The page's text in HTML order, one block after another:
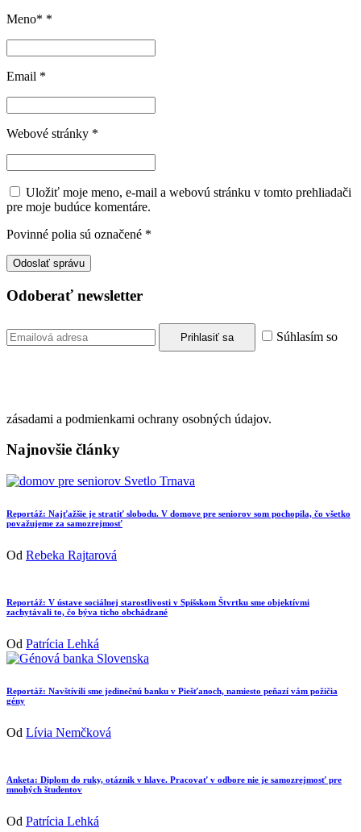
Meno* *
Email *
Webové stránky *
Uložiť moje meno, e-mail a webovú stránku v tomto prehliadači
pre moje budúce komentáre.
Povinné polia sú označené *
Odoberať newsletter
Súhlasím so
zásadami a podmienkami ochrany osobných údajov.
Najnovšie články
Reportáž: Najťažšie je stratiť slobodu. V domove pre seniorov som pochopila, čo všetko
považujeme za samozrejmosť
Od Rebeka Rajtarová
Reportáž: V ústave sociálnej starostlivosti v Spišskom Štvrtku sme objektívmi
zachytávali to, čo býva ticho obchádzané
Od Patrícia Lehká
Reportáž: Navštívili sme jedinečnú banku v Piešťanoch, namiesto peňazí vám požičia
gény
Od Lívia Nemčková
Anketa: Diplom do ruky, otáznik v hlave. Pracovať v odbore nie je samozrejmosť pre
mnohých študentov
Od Patrícia Lehká